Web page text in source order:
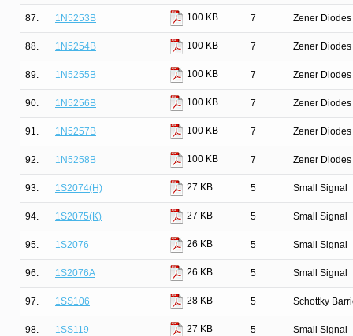
87. 1N5253B 100 KB 7 Zener
88. 1N5254B 100 KB 7 Zener
89. 1N5255B 100 KB 7 Zener
90. 1N5256B 100 KB 7 Zener
91. 1N5257B 100 KB 7 Zener
92. 1N5258B 100 KB 7 Zener
93. 1S2074(H) 27 KB 5 Small Signal
94. 1S2075(K) 27 KB 5 Small Signal
95. 1S2076 26 KB 5 Small Signal
96. 1S2076A 26 KB 5 Small Signal
97. 1SS106 28 KB 5 Schottky
98. 1SS119 27 KB 5 Small Signal